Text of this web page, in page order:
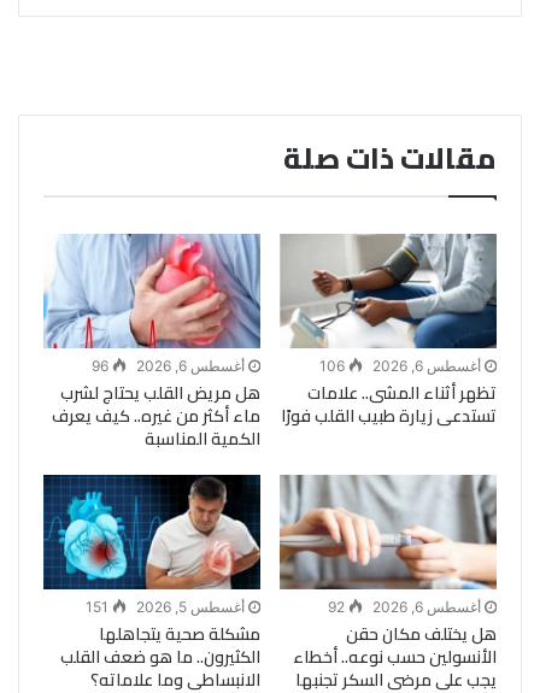
مقالات ذات صلة
أغسطس 6, 2026 106
تظهر أثناء المشى.. علامات
تستدعى زيارة طبيب القلب فورًا
أغسطس 6, 2026 96
هل مريض القلب يحتاج لشرب
ماء أكثر من غيره.. كيف يعرف
الكمية المناسبة
أغسطس 6, 2026 92
هل يختلف مكان حقن
الأنسولين حسب نوعه.. أخطاء
يجب على مرضى السكر تجنبها
أغسطس 5, 2026 151
مشكلة صحية يتجاهلها
الكثيرون.. ما هو ضعف القلب
الانبساطى وما علاماته؟